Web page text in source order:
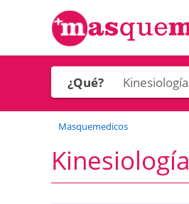
¿Qué?
Masquemedicos
Kinesiología